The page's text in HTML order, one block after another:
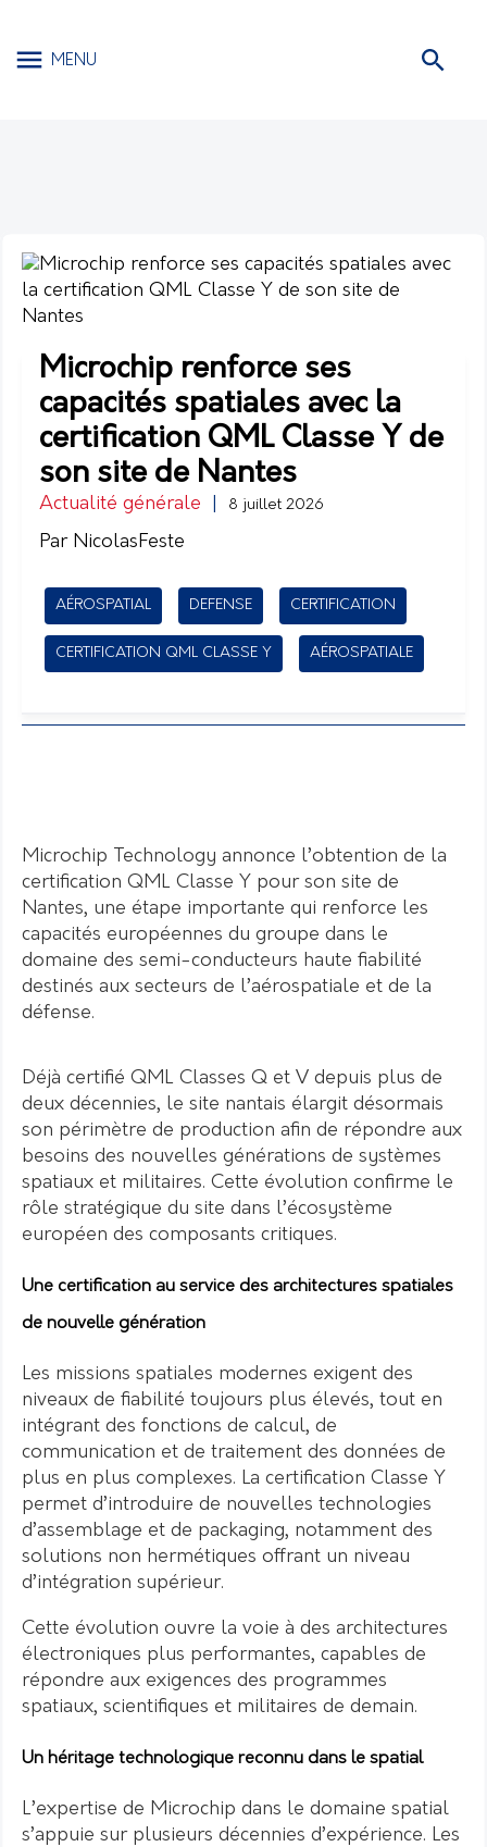
MENU
Microchip renforce ses
capacités spatiales avec la
certification QML Classe Y de
son site de Nantes
Actualité générale 8 juillet 2026
Par NicolasFeste
AÉROSPATIAL DEFENSE CERTIFICATION
CERTIFICATION QML CLASSE Y AÉROSPATIALE
Microchip Technology annonce l’obtention de la
certification QML Classe Y pour son site de
Nantes, une étape importante qui renforce les
capacités européennes du groupe dans le
domaine des semi-conducteurs haute fiabilité
destinés aux secteurs de l’aérospatiale et de la
défense.
Déjà certifié QML Classes Q et V depuis plus de
deux décennies, le site nantais élargit désormais
son périmètre de production afin de répondre aux
besoins des nouvelles générations de systèmes
spatiaux et militaires. Cette évolution confirme le
rôle stratégique du site dans l’écosystème
européen des composants critiques.
Une certification au service des architectures spatiales
de nouvelle génération
Les missions spatiales modernes exigent des
niveaux de fiabilité toujours plus élevés, tout en
intégrant des fonctions de calcul, de
communication et de traitement des données de
plus en plus complexes. La certification Classe Y
permet d’introduire de nouvelles technologies
d’assemblage et de packaging, notamment des
solutions non hermétiques offrant un niveau
d’intégration supérieur.
Cette évolution ouvre la voie à des architectures
électroniques plus performantes, capables de
répondre aux exigences des programmes
spatiaux, scientifiques et militaires de demain.
Un héritage technologique reconnu dans le spatial
L’expertise de Microchip dans le domaine spatial
s’appuie sur plusieurs décennies d’expérience. Les